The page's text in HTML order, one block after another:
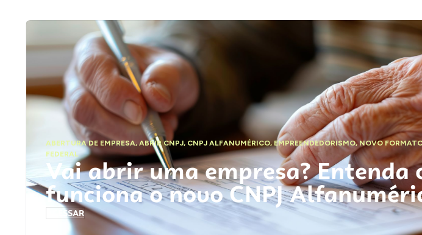
ABERTURA DE EMPRESA,ABRIR CNPJ, CNPJ ALFANUMÉRICO, EMPREENDEDORISMO,NOVO
FEDERAL
Vai abrir uma empresa? Entenda
funciona o novo CNPJ
ACESSAR